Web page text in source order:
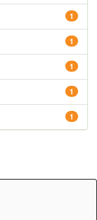
1
1
1
1
1